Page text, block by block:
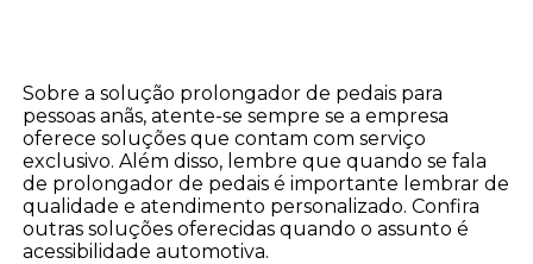
Sobre a solução prolongador de pedais para
pessoas anãs, atente-se sempre se a empresa
oferece soluções que contam com serviço
exclusivo. Além disso, lembre que quando se fala
de prolongador de pedais é importante lembrar de
qualidade e atendimento personalizado. Confira
outras soluções oferecidas quando o assunto é
acessibilidade automotiva.